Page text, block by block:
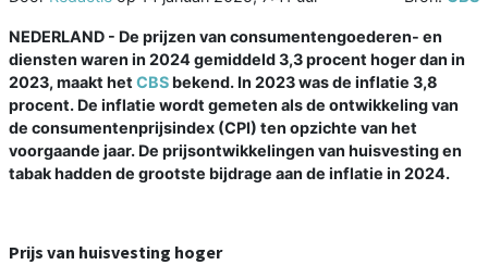
NEDERLAND - De prijzen van consumentengoederen- en
diensten waren in 2024 gemiddeld 3,3 procent hoger dan in
2023, maakt het CBS bekend. In 2023 was de inflatie 3,8
procent. De inflatie wordt gemeten als de ontwikkeling van
de consumentenprijsindex (CPI) ten opzichte van het
voorgaande jaar. De prijsontwikkelingen van huisvesting en
tabak hadden de grootste bijdrage aan de inflatie in 2024.
Prijs van huisvesting hoger